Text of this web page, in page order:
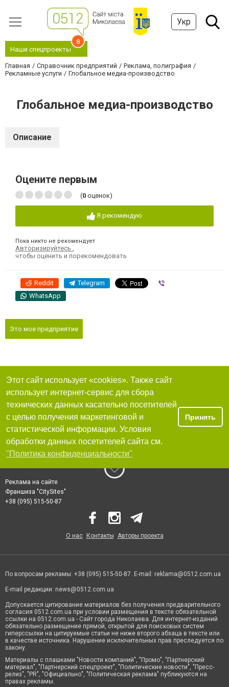
Укр
Наши спецпроекты
8
Главная Справочник предприятий
Реклама, полиграфия
Рекламные услуги
Глобальное медиа-производство
Глобальное медиа-производство
Описание
Оцените первым
(0 оценок)
Я рекомендую
Пока никто не рекомендует
Авторизируйтесь
чтобы оценить и порекомендовать
Reddit Telegram
WhatsApp
Это мое предприятие
Этот сайт использует «cookies». Также сайт
использует интернет-сервис для сбора
технических данных касательно посетителей
с целью получения маркетинговой и
статистической информации. Условия
обработки данных посетителей сайта см.
"Политика конфиденциальности"
Принять
Реклама на сайте
Франшиза "CitySites"
+38 (095) 515-50-87
О нас Контакты Авторы проекта
По вопросам рекламы: +38 (095) 515-50-87. E-mail: reklama@0512.com.ua
E-mail редакции: news@0512.com.ua
Допускается цитирование материалов без получения предварительного
согласия 0512.com.ua при условии размещения в тексте обязательной
ссылки на 0512.com.ua - Сайт города Николаева. Для интернет-изданий
обязательно размещение прямой, открытой для поисковых систем
гиперссылки на цитируемые статьи не ниже второго абзаца в тексте или
в качестве источника. Нарушение исключительных прав преследуется по
закону.
Материалы с плашками "Новости компаний", "Промо", "Партнерский
материал", "Партнерский спецпроект", "Политические новости", "Пресс-
релиз", "PR", "Официально", "Политическая реклама" публикуются на
правах рекламы.